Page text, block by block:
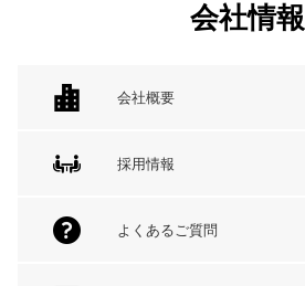
会社情報
会社概要
採用情報
よくあるご質問